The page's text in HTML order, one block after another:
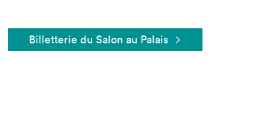
Billetterie du Salon au Palais